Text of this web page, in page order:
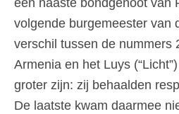
een naaste bondgenoot van
volgende burgemeester van
verschil tussen de nummers
Armenia en het Luys
groter zijn: zij behaalden
De laatste kwam daarmee